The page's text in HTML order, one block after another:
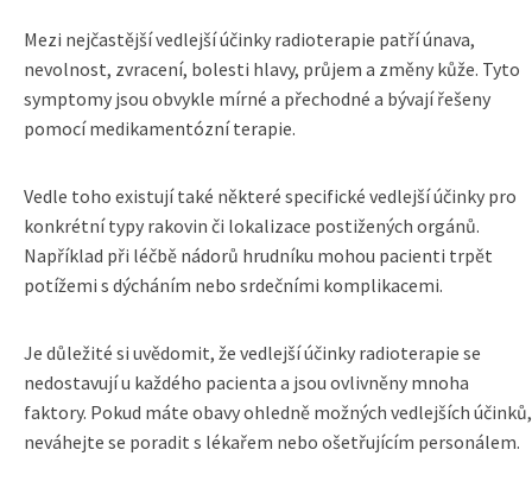
Mezi nejčastější vedlejší účinky radioterapie patří únava,
nevolnost, zvracení, bolesti hlavy, průjem a změny kůže. Tyto
symptomy jsou obvykle mírné a přechodné a bývají řešeny
pomocí medikamentózní terapie.
Vedle toho existují také některé specifické vedlejší účinky pro
konkrétní typy rakovin či lokalizace postižených orgánů.
Například při léčbě nádorů hrudníku mohou pacienti trpět
potížemi s dýcháním nebo srdečními komplikacemi.
Je důležité si uvědomit, že vedlejší účinky radioterapie se
nedostavují u každého pacienta a jsou ovlivněny mnoha
faktory. Pokud máte obavy ohledně možných vedlejších účinků,
neváhejte se poradit s lékařem nebo ošetřujícím personálem.